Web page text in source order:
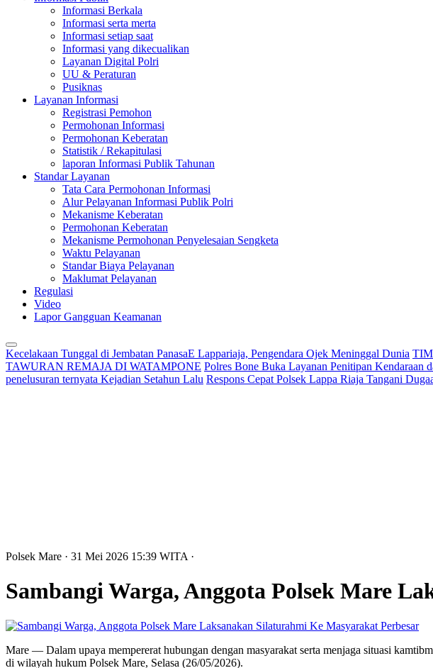
Informasi Berkala
Informasi serta merta
Informasi setiap saat
Informasi yang dikecualikan
Layanan Digital Polri
UU & Peraturan
Pusiknas
Layanan Informasi
Registrasi Pemohon
Permohonan Informasi
Permohonan Keberatan
Statistik / Rekapitulasi
laporan Informasi Publik Tahunan
Standar Layanan
Tata Cara Permohonan Informasi
Alur Pelayanan Informasi Publik Polri
Mekanisme Keberatan
Permohonan Keberatan
Mekanisme Permohonan Penyelesaian Sengketa
Waktu Pelayanan
Standar Biaya Pelayanan
Maklumat Pelayanan
Regulasi
Video
Lapor Gangguan Keamanan
Kecelakaan Tunggal di Jembatan PanasaE Lappariaja, Pengendara Ojek Meninggal Dunia
TAWURAN REMAJA DI WATAMPONE Polres Bone Buka Layanan Penitipan Kendaraan
penelusuran ternyata Kejadian Setahun Lalu Respons Cepat Polsek Lappa Riaja Tangani
Polsek Mare · 31 Mei 2026 15:39 WITA ·
Sambangi Warga, Anggota Polsek Mare
Perbesar
Mare — Dalam upaya mempererat hubungan dengan masyarakat serta menjaga situasi
di wilayah hukum Polsek Mare, Selasa (26/05/2026).